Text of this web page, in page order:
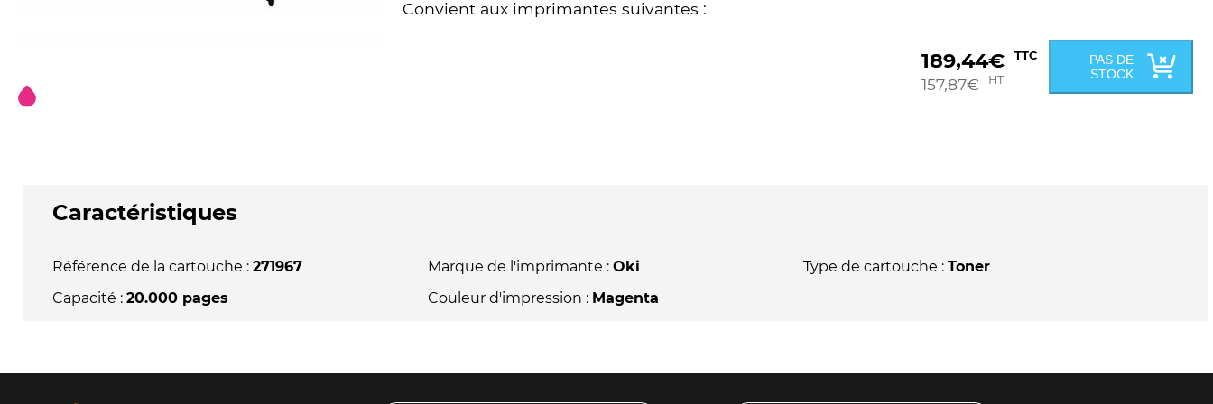
Convient aux imprimantes suivantes :
189,44€ TTC
157,87€ HT
PAS DE
STOCK
Caractéristiques
Référence de la cartouche : 271967
Capacité : 20.000 pages
Marque de l'imprimante : Oki
Couleur d'impression : Magenta
Type de cartouche : Toner